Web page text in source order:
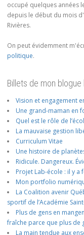
occupé quelques années
depuis le début du mois
Rivières.
On peut évidemment
politique.
Billets de mon
Vision et engagement
Une grand-maman en
Quel est le rôle de
La mauvaise gestion
Curriculum Vitae
Une histoire de
Ridicule. Dangereux.
Projet Lab-école : il y a
Mon portfolio
La Coalition avenir
sportif de l’Académie
Plus de gens en
fraîche parce que plus de
La main tendue aux